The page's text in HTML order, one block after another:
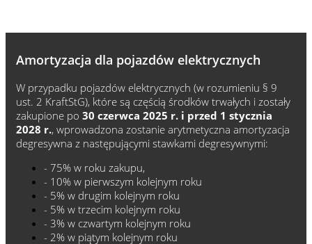
Amortyzacja dla pojazdów elektrycznych
W przypadku pojazdów elektrycznych (w rozumieniu § 9
ust. 2 KraftStG), które są częścią środków trwałych i zostały
zakupione po 30 czerwca 2025 r. i przed 1 stycznia
2028 r., wprowadzona zostanie arytmetyczna amortyzacja
degresywna z następującymi stawkami degresywnymi:
- 75% w roku zakupu,
- 10% w pierwszym kolejnym roku
- 5% w drugim kolejnym roku
- 5% w trzecim kolejnym roku
- 3% w czwartym kolejnym roku
- 2% w piątym kolejnym roku